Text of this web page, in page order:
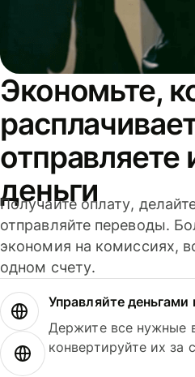
Экономьте,
отправляете
деньги
Получайте оплату,
отправляйте переводы.
экономия на комиссиях,
одном счету.
Управляйте
Держите все нужные
конвертируйте их за